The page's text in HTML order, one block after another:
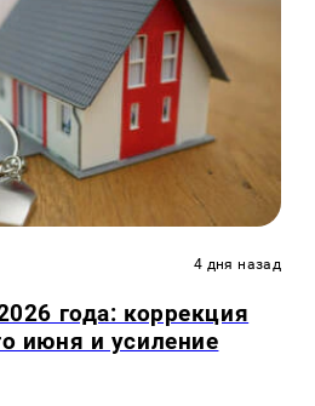
4 дня назад
года: коррекция
июня и усиление